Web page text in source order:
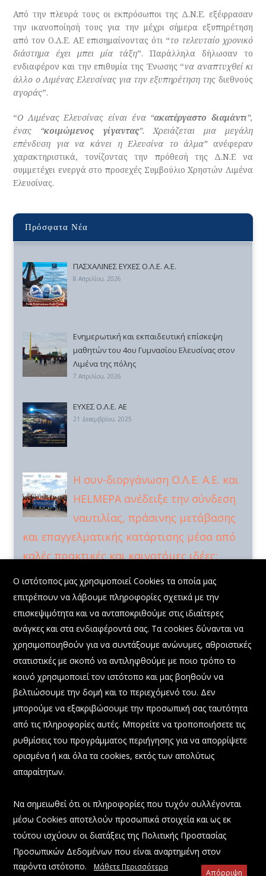
Από την πλευρά τους οι εκπρόσωποι της Δ.Ν.Ε. εξέφρασαν
την ικανοποίησή τους για την μέχρι σήμερα εξυπηρέτηση
από τον Ο.Λ.Ε. ΑΕ επισημαίνοντας ότι “το τελευταίο χρονικό
διάστημα έχει μπει μία τάξη”. Παράλληλα δήλωσαν το
ενδιαφέρον και την επιθυμία της Ένωσης “να αναπτυχθεί κι
άλλο ο Λιμένας Ελευσίνας για την εξυπηρέτηση της διεθνούς
αγοράς”.
“Ο Λιμένας Ελευσίνας είναι ένα “ακατέργαστο διαμάντι”,
ένας “κοιμώμενος γίγαντας”. Χρειάζεται μια μεγάλη
επένδυση για να κάνει η Ελευσίνα το άλμα”ανέφεραν
χαρακτηριστικά, τονίζοντας την πρόθεσή της Δ.Ν.Ε να
συμμετέχει ενεργά στο προσεχές Συμβούλιο Χρηστών Λιμένα
Ελευσίνας.
Πρόσφατα Νέα
ΠΑΣΧΑΛΙΝΕΣ ΕΥΧΕΣ Ο.Λ.Ε. Α.Ε.
8 Απριλίου, 2026
Ενημερωτική και εκπαιδευτική επίσκεψη
μαθητών του 4ου Γυμνασίου Ελευσίνας στον
Λιμένα της πόλης
7 Απριλίου, 2026
ΕΥΧΕΣ Ο.Λ.Ε. ΑΕ
21 Δεκεμβρίου, 2025
Η συν-διοργάνωση Ο.Λ.Ε. Α.Ε. και
HELMEPA ανέδειξε την σύνδεση
ναυτιλίας, πράσινης μετάβασης
και επαγγελματικής κατάρτισης μέσα από
καλές πρακτικές και καινοτόμες ιδέες:
Ελευσίνας στο πλαίσιο του ευρωπαϊκού έργου EXCEED
30 Οκτωβρίου, 2025
Συμμετοχή Διευθύνοντος Συμβούλου Ο.Λ.Ε. ΑΕ
στην εκδήλωση: «Η Δύναμη της Θάλασσας:
Προοπτικές και Ευκαιρίες για το Μέλλον»
22 Σεπτεμβρίου, 2025
@ 2023 All Rights Reserved.
Όροι Χρήσης
Ο ιστότοπος μας χρησιμοποιεί Cookies τα οποία μας
επιτρέπουν να λάβουμε πληροφορίες σχετικά με την
επισκεψιμότητα και να ανταποκριθούμε στις ιδιαίτερες
ανάγκες και στα ενδιαφέροντά σας. Τα cookies δύνανται να
χρησιμοποιηθούν για να συντάξουμε ανώνυμες, αθροιστικές
στατιστικές με σκοπό να αντιληφθούμε με ποιο τρόπο το
κοινό χρησιμοποιεί τον ιστότοπο και μας βοηθούν να
βελτιώσουμε την δομή και το περιεχόμενό του. Δεν
μπορούμε να εξακριβώσουμε την προσωπική σας ταυτότητα
από τις πληροφορίες αυτές. Μπορείτε να τροποποιήσετε τις
ρυθμίσεις του προγράμματος περιήγησης για να απορρίψετε
ορισμένα ή και όλα τα cookies, εκτός των απολύτως
απαραίτητων.
Να σημειωθεί ότι οι πληροφορίες που τυχόν συλλέγονται
μέσω Cookies αποτελούν προσωπικά στοιχεία και ως εκ
τούτου ισχύουν οι διατάξεις της Πολιτικής Προστασίας
Προσωπικών Δεδομένων που είναι αναρτημένη στον
παρόντα ιστότοπο.
Μάθετε Περισσότερα
Απόρριψη